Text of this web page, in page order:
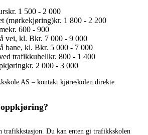
kr. 1 500 - 2 000
(mørkekjøring)kr. 1 800 - 2 200
kr. 600 - 900
vei, kl. Bkr. 7 000 - 9 000
bane, kl. Bkr. 5 000 - 7 000
trafikkuhellkr. 800 - 1 400
kr. 2 000 - 3 000
AS – kontakt kjøreskolen direkte.
trafikkstasjon. Du kan enten gi trafikkskolen